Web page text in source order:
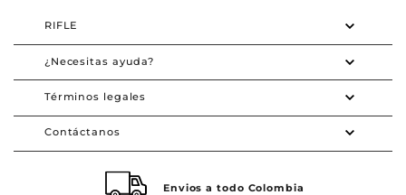
RIFLE
¿Necesitas ayuda?
Términos legales
Contáctanos
Envios a todo Colombia